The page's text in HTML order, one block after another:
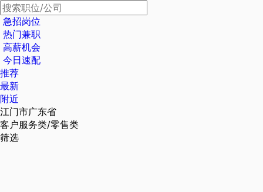
急招岗位
热门兼职
高薪机会
今日速配
推荐
最新
附近
江门市广东省
客户服务类/零售类
筛选